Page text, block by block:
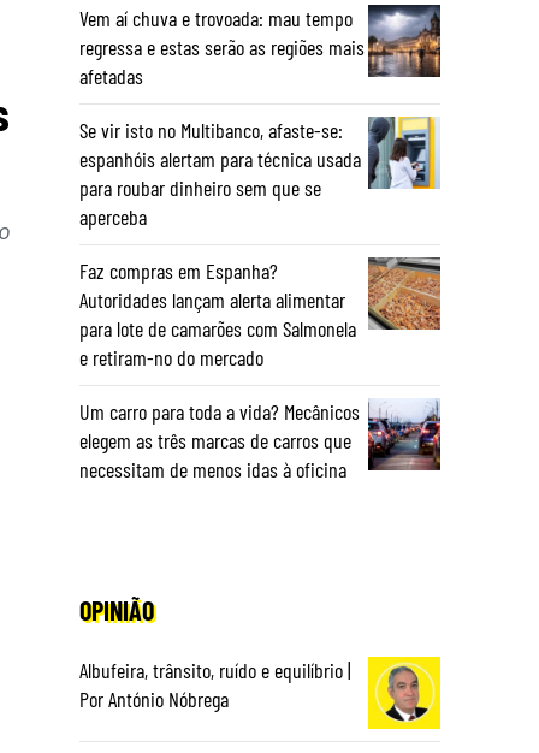
Vem aí chuva e trovoada: mau tempo
regressa e estas serão as regiões mais
afetadas
Se vir isto no Multibanco, afaste-se:
espanhóis alertam para técnica usada
para roubar dinheiro sem que se
aperceba
Faz compras em Espanha?
Autoridades lançam alerta alimentar
para lote de camarões com Salmonela
e retiram-no do mercado
Um carro para toda a vida? Mecânicos
elegem as três marcas de carros que
necessitam de menos idas à oficina
OPINIÃO
Albufeira, trânsito, ruído e equilíbrio |
Por António Nóbrega